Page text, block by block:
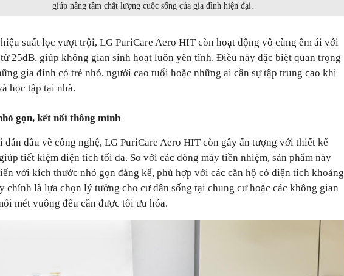
giúp nâng tầm chất lượng cuộc sống của gia đình hiện đại.
suất lọc vượt trội, LG PuriCare Aero HIT còn hoạt động vô cùng êm ái với
25dB, giúp không gian sinh hoạt luôn yên tĩnh. Điều này đặc biệt quan trọng
gia đình có trẻ nhỏ, người cao tuổi hoặc những ai cần sự tập trung cao khi
học tập tại nhà.
gọn, kết nối thông minh
dẫn đầu về công nghệ, LG PuriCare Aero HIT còn gây ấn tượng với thiết kế
tiết kiệm diện tích tối đa. So với các dòng máy tiền nhiệm, sản phẩm này
với kích thước nhỏ gọn đáng kể, phù hợp với các căn hộ có diện tích khoảng
chính là lựa chọn lý tưởng cho cư dân sống tại chung cư hoặc các không gian
mét vuông đều cần được tối ưu hóa.